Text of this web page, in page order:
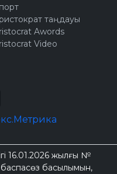
таңдауы
Awords
Video
16.01.2026 жылғы №
баспасөз басылымын,